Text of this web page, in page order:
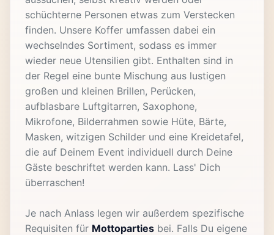
schüchterne Personen etwas zum Verstecken
finden. Unsere Koffer umfassen dabei ein
wechselndes Sortiment, sodass es immer
wieder neue Utensilien gibt. Enthalten sind in
der Regel eine bunte Mischung aus lustigen
großen und kleinen Brillen, Perücken,
aufblasbare Luftgitarren, Saxophone,
Mikrofone, Bilderrahmen sowie Hüte, Bärte,
Masken, witzigen Schilder und eine Kreidetafel,
die auf Deinem Event individuell durch Deine
Gäste beschriftet werden kann. Lass' Dich
überraschen!
Je nach Anlass legen wir außerdem spezifische
Requisiten für Mottoparties bei. Falls Du eigene